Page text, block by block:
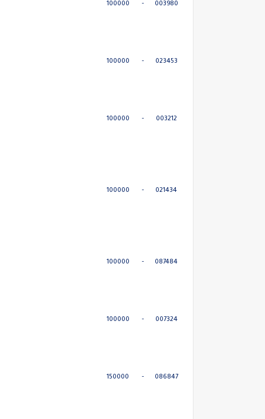
003980
-
100000
023453
-
100000
003212
-
100000
021434
-
100000
087484
-
100000
007324
-
100000
086847
-
150000